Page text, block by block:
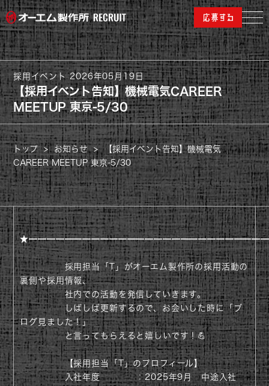
採用イベント 2026年05月19日
【採用イベント告知】機械電気CAREER
MEETUP 東京-5/30
トップ > お知らせ >
【採用イベント告知】機械電気
CAREER MEETUP 東京-5/30
採用担当「T」がオーエム製作所の採用活動の
裏側や採用情報、
社内での活動を発信していきます。
しばしば更新するので、お会いした時に「ブ
ログ見ました！」
と言ってもらえると嬉しいです！💪
【採用担当「T」のプロフィール】
入社年度 ：2025年9月 中途入社